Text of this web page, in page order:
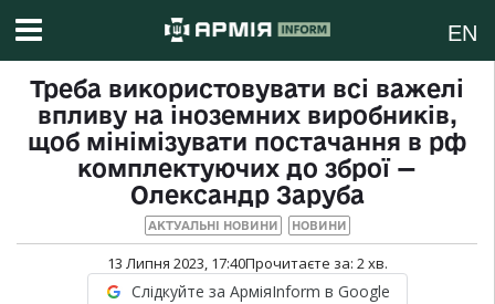
EN
Треба використовувати всі важелі
впливу на іноземних виробників,
щоб мінімізувати постачання в рф
комплектуючих до зброї —
Олександр Заруба
АКТУАЛЬНІ НОВИНИ НОВИНИ
13 Липня 2023, 17:40Прочитаєте за: 2хв.
Слідкуйте за АрміяInform в Google